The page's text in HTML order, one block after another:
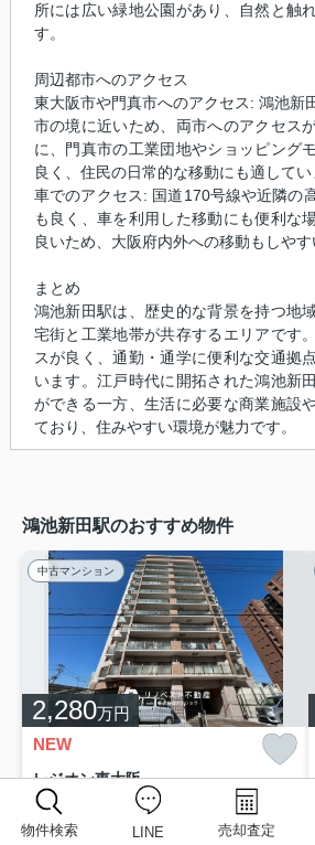
所には広い緑地公園があり、自然と触
す。
周辺都市へのアクセス
東大阪市や門真市へのアクセス: 鴻池新
市の境に近いため、両市へのアクセス
に、門真市の工業団地やショッピング
良く、住民の日常的な移動にも適してい
車でのアクセス: 国道170号線や近隣の
も良く、車を利用した移動にも便利な
良いため、大阪府内外への移動もしやす
まとめ
鴻池新田駅は、歴史的な背景を持つ地
宅街と工業地帯が共存するエリアです
スが良く、通勤・通学に便利な交通拠
います。江戸時代に開拓された鴻池新
ができる一方、生活に必要な商業施設
ており、住みやすい環境が魅力です。
鴻池新田駅のおすすめ物件
中古マンション
2,280万円
NEW
レジオン東大阪
【2023年6月リフォーム済み！】 □オーナーチェンジ物件
東大阪市本庄西１丁目
物件検索 LINE 売却査定